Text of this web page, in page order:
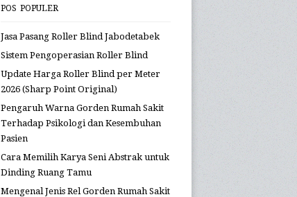
POS POPULER
Jasa Pasang Roller Blind Jabodetabek
Sistem Pengoperasian Roller Blind
Update Harga Roller Blind per Meter
2026 (Sharp Point Original)
Pengaruh Warna Gorden Rumah Sakit
Terhadap Psikologi dan Kesembuhan
Pasien
Cara Memilih Karya Seni Abstrak untuk
Dinding Ruang Tamu
Mengenal Jenis Rel Gorden Rumah Sakit